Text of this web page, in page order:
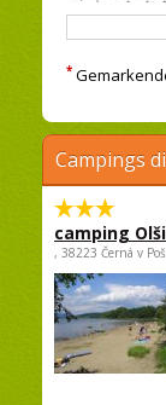
*
Campings
camping
, 38223 Černá v